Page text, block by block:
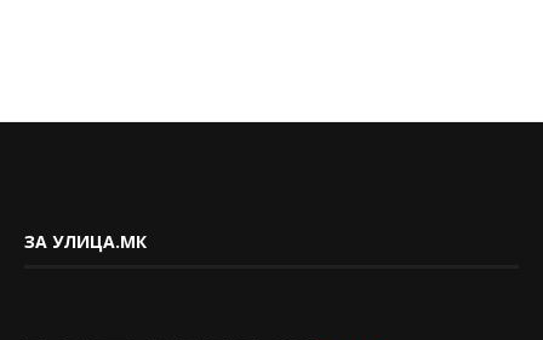
ЗА УЛИЦА.МК